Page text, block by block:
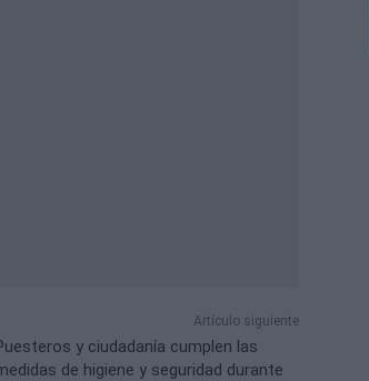
Artículo siguiente
y ciudadanía cumplen las
de higiene y seguridad durante